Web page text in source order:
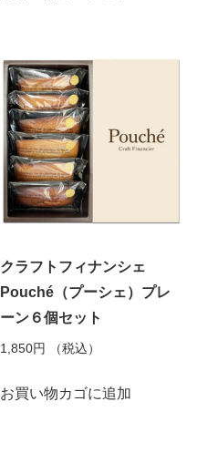
クラフトフィナンシェ
Pouché（プーシェ）プレ
ーン６個セット
1,850円 （税込）
お買い物カゴに追加